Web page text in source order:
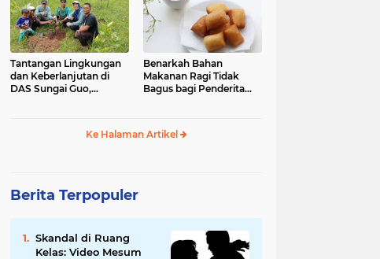
Tantangan Lingkungan
dan Keberlanjutan di
DAS Sungai Guo,
Benarkah Bahan
Makanan Ragi Tidak
Bagus bagi Penderita
Ke Halaman Artikel
Berita Terpopuler
Skandal di Ruang
Kelas: Video Mesum